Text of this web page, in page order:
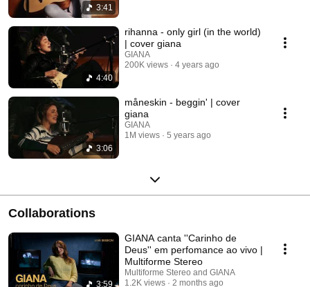
3:41
4:40
rihanna - only girl (in the world)
| cover giana
GIANA
200K views
4 years ago
3:06
måneskin - beggin' | cover
giana
GIANA
1M views
5 years ago
Collaborations
3:59
GIANA canta ''Carinho de
Deus'' em perfomance ao vivo |
Multiforme Stereo
Multiforme Stereo and GIANA
1.2K views
2 months ago